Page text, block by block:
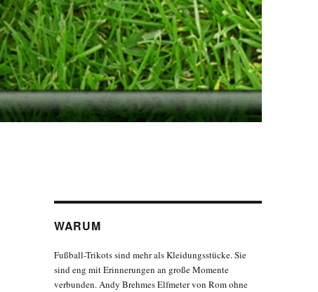
WARUM
Fußball-Trikots sind mehr als Kleidungsstücke. Sie
sind eng mit Erinnerungen an große Momente
verbunden. Andy Brehmes Elfmeter von Rom ohne